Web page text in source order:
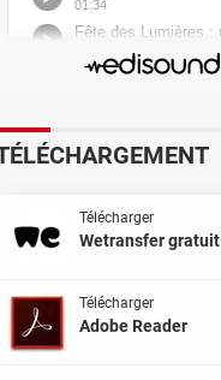
Télécharger
Wetransfer gratuit
Télécharger
Adobe Reader